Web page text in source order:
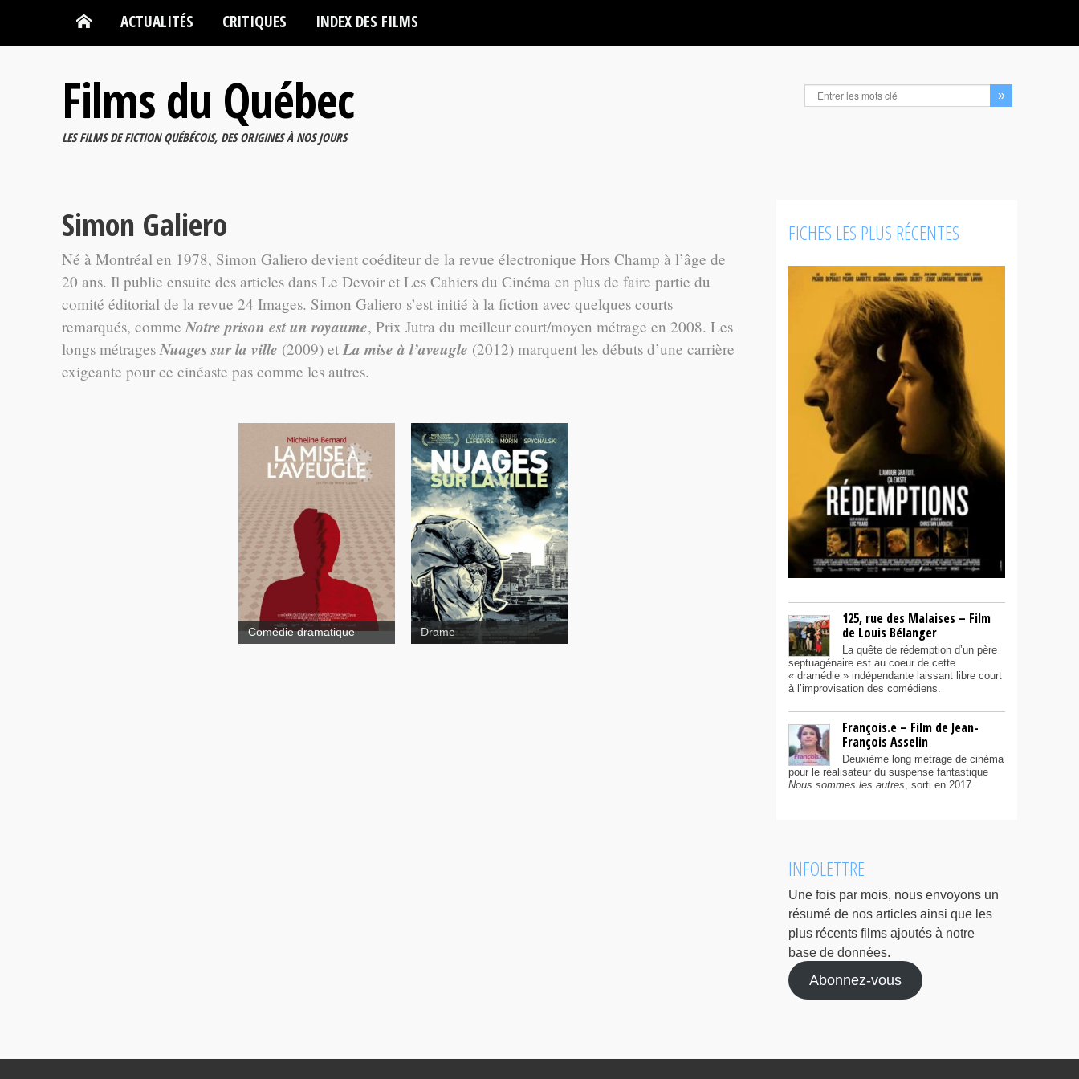
ACTUALITÉS CRITIQUES INDEX DES FILMS
Films du Québec
LES FILMS DE FICTION QUÉBÉCOIS, DES ORIGINES À NOS JOURS
Simon Galiero
Né à Montréal en 1978, Simon Galiero devient coéditeur de la revue électronique Hors Champ à l’âge de
20 ans. Il publie ensuite des articles dans Le Devoir et Les Cahiers du Cinéma en plus de faire partie du
comité éditorial de la revue 24 Images. Simon Galiero s’est initié à la fiction avec quelques courts
remarqués, commeNotre prison est un royaume, Prix Jutra du meilleur court/moyen métrage en 2008. Les
longs métragesNuages sur la ville (2009) etLa mise à l’aveugle (2012) marquent les débuts d’une carrière
exigeante pour ce cinéaste pas comme les autres.
Nuages sur la ville
Comédie dramatique
Nuages sur la ville
Drame
FICHES LES PLUS RÉCENTES
125, rue des Malaises – Film
de Louis Bélanger
La quête de rédemption d’un père
septuagénaire est au coeur de cette
« dramédie » indépendante laissant libre court
à l’improvisation des comédiens.
François.e – Film de Jean-
François Asselin
Deuxième long métrage de cinéma
pour le réalisateur du suspense fantastique
Nous sommes les autres, sorti en 2017.
INFOLETTRE
Une fois par mois, nous envoyons un
résumé de nos articles ainsi que les
plus récents films ajoutés à notre
base de données.
Abonnez-vous